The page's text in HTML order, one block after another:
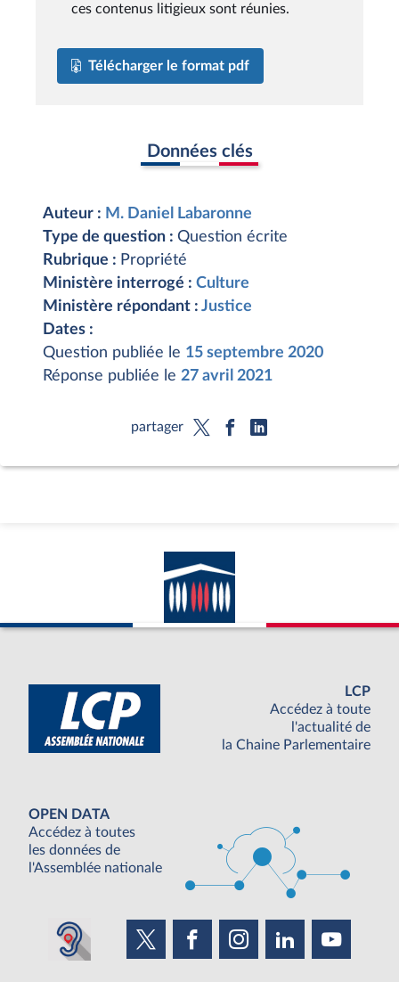
ces contenus litigieux sont réunies.
Télécharger le format pdf
Données clés
Auteur : M. Daniel Labaronne
Type de question : Question écrite
Rubrique : Propriété
Ministère interrogé : Culture
Ministère répondant : Justice
Dates :
Question publiée le 15 septembre 2020
Réponse publiée le 27 avril 2021
partager
LCP
Accédez à toute
l'actualité de
la Chaine Parlementaire
OPEN DATA
Accédez à toutes
les données de
l'Assemblée nationale